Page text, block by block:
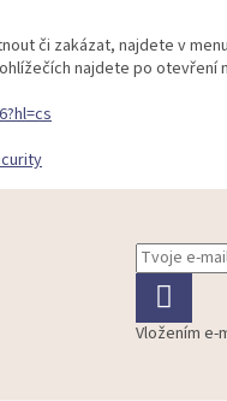
či zakázat, najdete v
najdete po otevření
Vložením e-